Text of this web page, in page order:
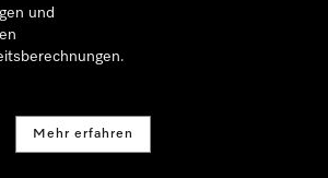
und
Mehr erfahren